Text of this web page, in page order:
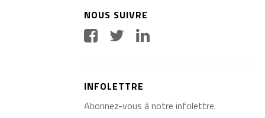
NOUS SUIVRE
INFOLETTRE
Abonnez-vous à notre infolettre.